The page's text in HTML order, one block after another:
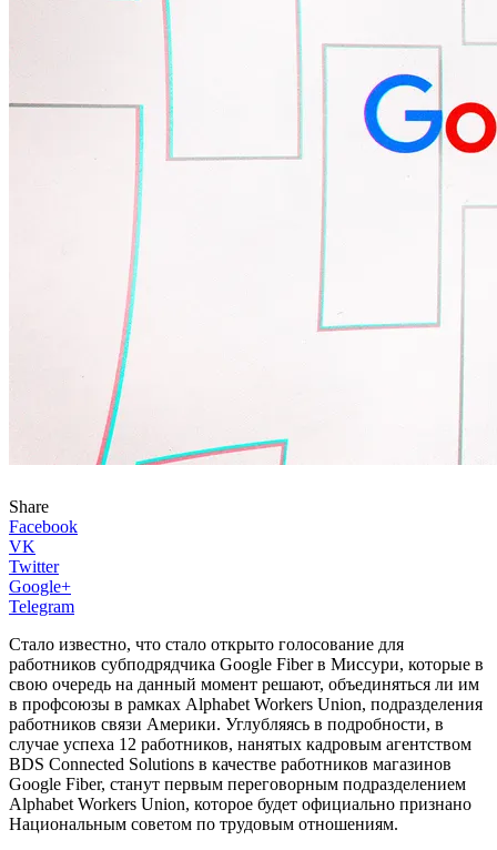
Share
Facebook
VK
Twitter
Google+
Telegram
Стало известно, что стало открыто голосование для
работников субподрядчика Google Fiber в Миссури, которые в
свою очередь на данный момент решают, объединяться ли им
в профсоюзы в рамках Alphabet Workers Union, подразделения
работников связи Америки. Углубляясь в подробности, в
случае успеха 12 работников, нанятых кадровым агентством
BDS Connected Solutions в качестве работников магазинов
Google Fiber, станут первым переговорным подразделением
Alphabet Workers Union, которое будет официально признано
Национальным советом по трудовым отношениям.